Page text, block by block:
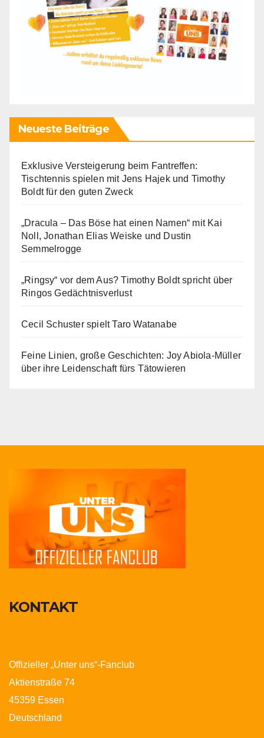
Neueste Beiträge
Exklusive Versteigerung beim Fantreffen:
Tischtennis spielen mit Jens Hajek und Timothy
Boldt für den guten Zweck
„Dracula – Das Böse hat einen Namen“ mit Kai
Noll, Jonathan Elias Weiske und Dustin
Semmelrogge
„Ringsy“ vor dem Aus? Timothy Boldt spricht über
Ringos Gedächtnisverlust
Cecil Schuster spielt Taro Watanabe
Feine Linien, große Geschichten: Joy Abiola-Müller
über ihre Leidenschaft fürs Tätowieren
KONTAKT
Offizieller „Unter uns“-Fanclub
Aktienstraße 74
45359 Essen
Deutschland